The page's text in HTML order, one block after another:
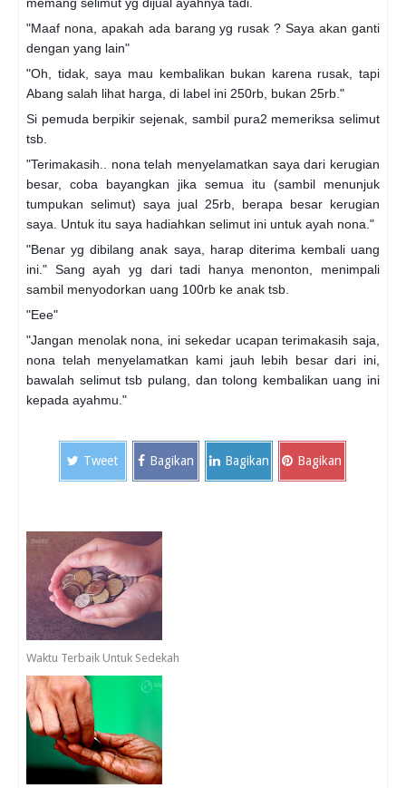
"Maaf nona, apakah ada barang yg rusak ? Saya akan ganti
dengan yang lain"
"Oh, tidak, saya mau kembalikan bukan karena rusak, tapi
Abang salah lihat harga, di label ini 250rb, bukan 25rb."
Si pemuda berpikir sejenak, sambil pura2 memeriksa selimut
tsb.
"Terimakasih.. nona telah menyelamatkan saya dari kerugian
besar, coba bayangkan jika semua itu (sambil menunjuk
tumpukan selimut) saya jual 25rb, berapa besar kerugian
saya. Untuk itu saya hadiahkan selimut ini untuk ayah nona."
"Benar yg dibilang anak saya, harap diterima kembali uang
ini." Sang ayah yg dari tadi hanya menonton, menimpali
sambil menyodorkan uang 100rb ke anak tsb.
"Eee"
"Jangan menolak nona, ini sekedar ucapan terimakasih saja,
nona telah menyelamatkan kami jauh lebih besar dari ini,
bawalah selimut tsb pulang, dan tolong kembalikan uang ini
kepada ayahmu."
Tweet Bagikan Bagikan Bagikan
Waktu Terbaik Untuk Sedekah